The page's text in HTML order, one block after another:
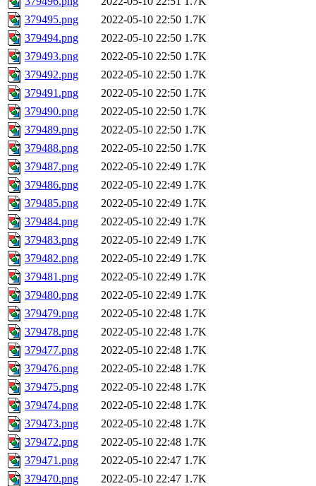
379495.png
2022-05-10 22:50 1.7K
379494.png
2022-05-10 22:50 1.7K
379493.png
2022-05-10 22:50 1.7K
379492.png
2022-05-10 22:50 1.7K
379491.png
2022-05-10 22:50 1.7K
379490.png
2022-05-10 22:50 1.7K
379489.png
2022-05-10 22:50 1.7K
379488.png
2022-05-10 22:50 1.7K
379487.png
2022-05-10 22:49 1.7K
379486.png
2022-05-10 22:49 1.7K
379485.png
2022-05-10 22:49 1.7K
379484.png
2022-05-10 22:49 1.7K
379483.png
2022-05-10 22:49 1.7K
379482.png
2022-05-10 22:49 1.7K
379481.png
2022-05-10 22:49 1.7K
379480.png
2022-05-10 22:49 1.7K
379479.png
2022-05-10 22:48 1.7K
379478.png
2022-05-10 22:48 1.7K
379477.png
2022-05-10 22:48 1.7K
379476.png
2022-05-10 22:48 1.7K
379475.png
2022-05-10 22:48 1.7K
379474.png
2022-05-10 22:48 1.7K
379473.png
2022-05-10 22:48 1.7K
379472.png
2022-05-10 22:48 1.7K
379471.png
2022-05-10 22:47 1.7K
379470.png
2022-05-10 22:47 1.7K